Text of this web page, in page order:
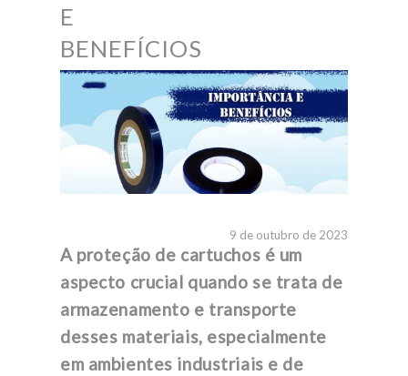
E
BENEFÍCIOS
9 de outubro de 2023
A proteção de cartuchos é um
aspecto crucial quando se trata de
armazenamento e transporte
desses materiais, especialmente
em ambientes industriais e de